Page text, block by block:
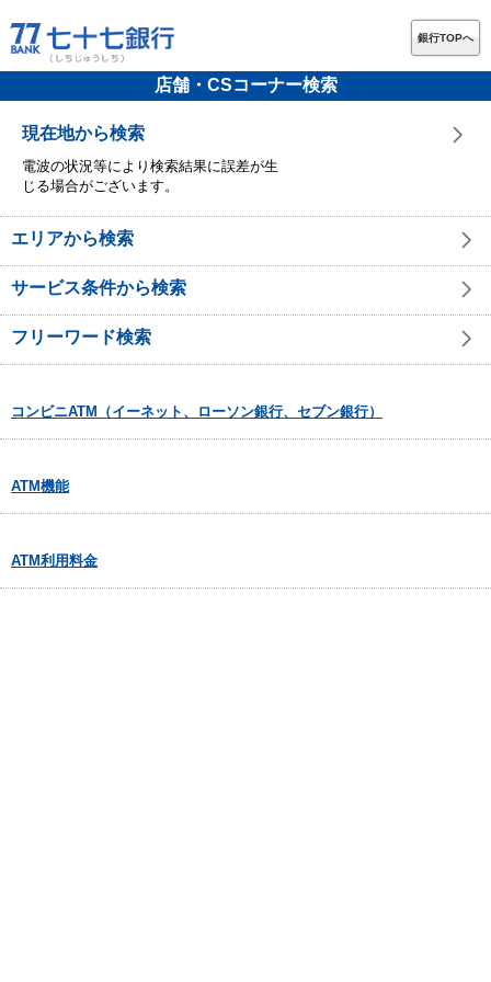
銀行TOPへ
店舗・CSコーナー検索
現在地から検索
電波の状況等により検索結果に誤差が生
じる場合がございます。
エリアから検索
サービス条件から検索
フリーワード検索
コンビニATM（イーネット、ローソン銀行、セブン銀行）
ATM機能
ATM利用料金